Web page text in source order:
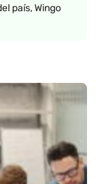
país, Wingo